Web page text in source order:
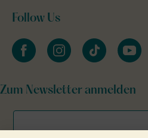
Follow Us
facebookinstagramtiktok youtube
Zum Newsletter anmelden